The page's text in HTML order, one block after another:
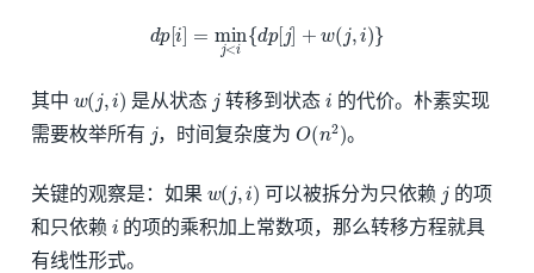
dp[i minj<i{dp[ ] +w(j i)}
其中 ( , ) 是从状态 j 转移到状态i 的代价。朴素实现
需要枚举所有
，时间复杂度为O (n 2)。
关键的观察是：如果 ( , ) 可以被拆分为只依赖 j 的项
和只依赖 i 的项的乘积加上常数项，那么转移方程就具
有线性形式。